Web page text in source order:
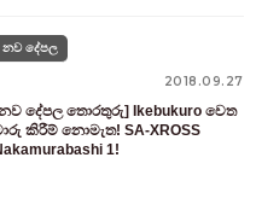
නව දේපල
2018.09.27
දේපල තොරතුරු] Ikebukuro වෙත
කිරීම් නොමැත! SA-XROSS
1!
සඳහා
4346
සඳහා පමණි
4344